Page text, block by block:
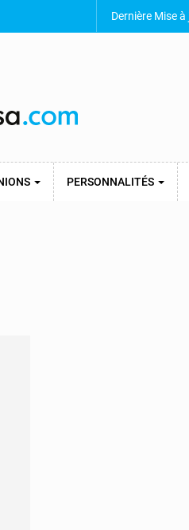
Dernière Mise
PERSONNALITÉS